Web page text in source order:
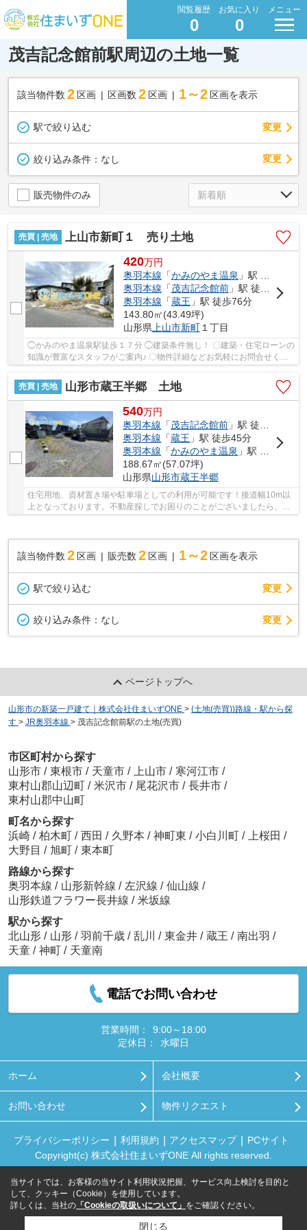
閲覧履歴
0
お気に入り
0
メニュー
茂吉記念館前駅周辺の土地一覧
該当物件数 2 区画 区画数 2 区画 1～2 区画を表示
駅で絞り込む 変更
絞り込み条件： なし 変更
販売物件のみ
売買 | 売地 上山市新町１ 売り土地
420万円
奥羽本線 「かみのやま温泉 」駅 徒歩18分
奥羽本線 「茂吉記念館前」駅 徒歩25分
奥羽本線 「蔵王 」駅 徒歩76分
143.80㎡(43.49坪)
山形県上山市新町１丁目
◯かみのやま温泉駅徒歩１７分 ◯建築条件無し！ 〇建築・住宅ローンの
知識が豊富なスタッフがご案内♪ 〇物件詳細などお気軽にお問合せくだ
売買 | 売地
山形市蔵王半郷 土地
540万円
奥羽本線 「茂吉記念館前 」駅 徒歩34分
奥羽本線 「蔵王 」駅 徒歩45分
奥羽本線 「かみのやま温泉 」駅 徒歩68分
188.67㎡(57.07坪)
山形県山形市蔵王半郷
住宅用地、資材置き場や駐車場としての利用が可能です！接道幅10m以
上となっております。不動産探しでお困りのことがございましたら、ど
該当物件数 2 区画 販売数 2 区画 1～2 区画を表示
駅で絞り込む 変更
絞り込み条件： なし 変更
ページトップへ
山形市の新築一戸建て｜株式会社住まいずONE > (土地(売買))路線・駅から探
す > JR奥羽本線 > 茂吉記念館前駅の土地(売買)
市区町村から探す
山形市 / 東根市 / 天童市 / 上山市 / 寒河江市 /
東村山郡山辺町
/ 米沢市 / 尾花沢市 / 長井市 /
東村山郡中山町
町名から探す
浜崎 / 柏木町 / 西田 / 久野本 / 神町東 / 小白川町 / 上桜田 /
大野目 / 旭町 / 東本町
路線から探す
奥羽本線 / 山形新幹線 / 左沢線 / 仙山線 /
山形鉄道フラワー長井線 / 米坂線
駅から探す
北山形 / 山形 / 羽前千歳 / 乱川 / 東金井 / 蔵王 / 南出羽 /
天童 / 神町 / 天童南
電話でお問い合わせ
営業時間：
9:00～18:00
定休日：
水曜日
ホーム 会社概要
お問い合わせ 物件リクエスト
プライバシーポリシー 利用規約 アクセスマップ
PCサイト
Copyright(c) 株式会社住まいずONE All rights reserved.
当サイトでは、お客様の当サイト利用状況把握、サービス向上検討を目的と
して、クッキー（Cookie）を使用しています。
詳しくは、当社の 「Cookieの取扱いについて」 をご確認ください。
閉じる